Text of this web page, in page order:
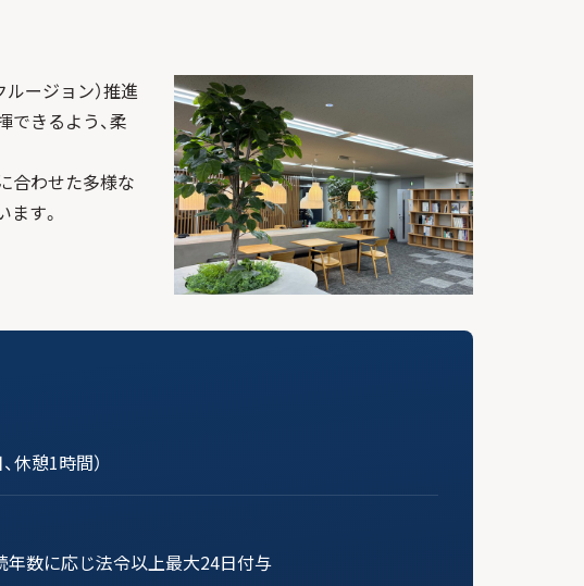
ージョン）推進
できるよう、柔
合わせた多様な
す。
休憩1時間）
年数に応じ法令以上最大24日付与